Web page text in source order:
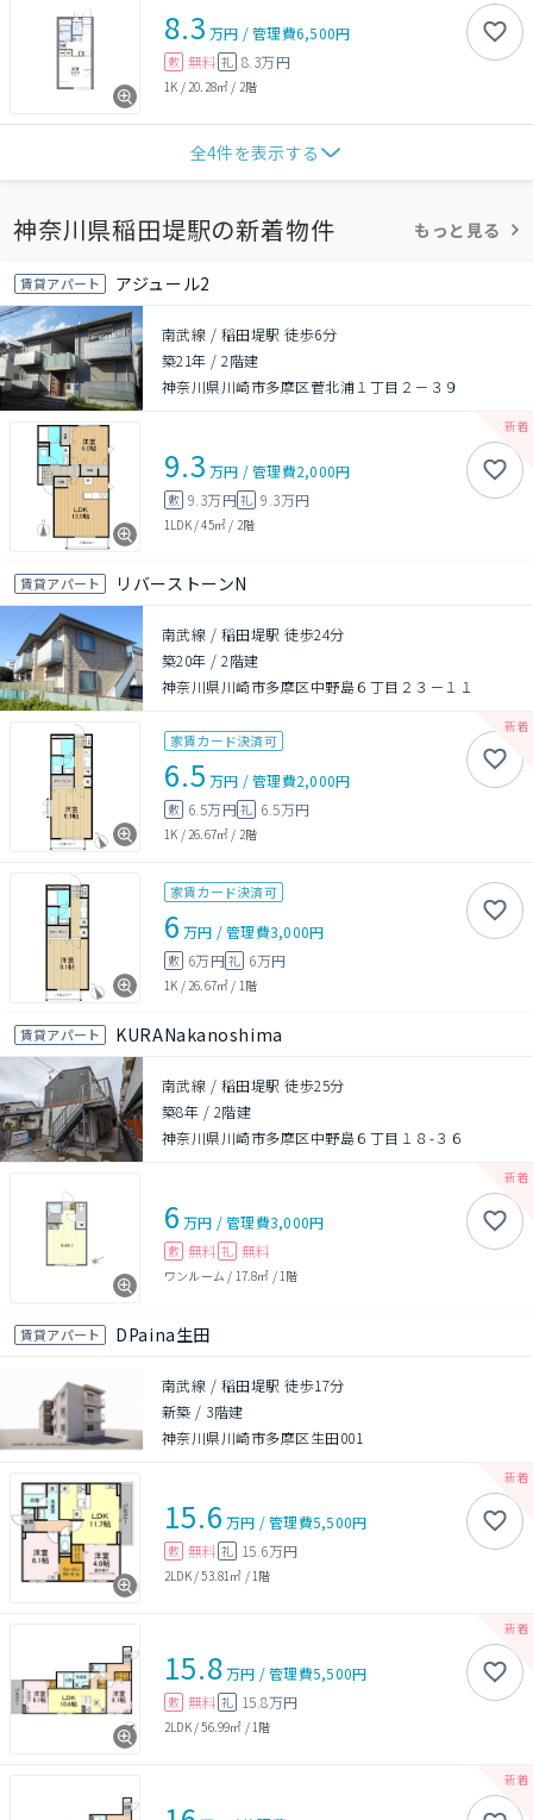
8.3 万円 /管理費6,500円
敷 無料 礼 8.3万円
1K / 20.28㎡ / 2階
全4件を表示する
神奈川県稲田堤駅の新着物件 もっと見る
賃貸アパート アジュール2
南武線 / 稲田堤駅 徒歩6分
築21年 /2階建
神奈川県川崎市多摩区菅北浦１丁目２－３９
9.3 万円 /管理費2,000円
敷 9.3万円礼 9.3万円
1LDK/45㎡ / 2階
賃貸アパート リバーストーンN
南武線 / 稲田堤駅 徒歩24分
築20年 /2階建
神奈川県川崎市多摩区中野島６丁目２３－１１
家賃カード決済可
6.5 万円 /管理費2,000円
敷 6.5万円礼 6.5万円
1K /26.67㎡ / 2階
家賃カード決済可
6 万円 /管理費3,000円
敷 6万円礼 6万円
1K /26.67㎡ / 1階
賃貸アパート KURANakanoshima
南武線 / 稲田堤駅 徒歩25分
築8年 / 2階建
神奈川県川崎市多摩区中野島６丁目１８-３６
6 万円 /管理費3,000円
敷 無料 礼 無料
ワンルーム / 17.8㎡ / 1階
賃貸アパート DPaina生田
南武線 / 稲田堤駅 徒歩17分
新築 / 3階建
神奈川県川崎市多摩区生田001
15.6 万円 /管理費5,500円
敷 無料 礼 15.6万円
2LDK/53.81㎡ / 1階
15.8万円 /管理費5,500円
敷 無料 礼 15.8万円
2LDK/56.99㎡ / 1階